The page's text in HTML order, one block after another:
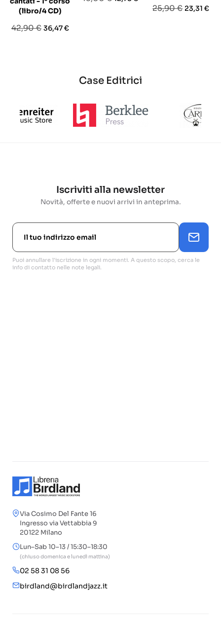
(libro/4 CD)
Prezzo
42,90 € Prezzo
36,47 €
Prezzo
25,90 € Prezzo
23,31 €
Case Editrici
Iscriviti alla newsletter
Novità, offerte e nuovi arrivi in anteprima.
Puoi annullare l'iscrizione in ogni momenti. A questo scopo, cerca le
info di contatto nelle note legali.
Via Cosimo Del Fante 16
Ingresso via Vettabbia 9
20122 Milano
Lun–Sab 10–13 / 15:30–18:30
(chiuso domenica e lunedì mattina)
02 58 31 08 56
birdland@birdlandjazz.it